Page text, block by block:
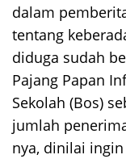
dalam
tentang
diduga sudah
Pajang Papan
Sekolah (Bos)
jumlah
nya, dinilai